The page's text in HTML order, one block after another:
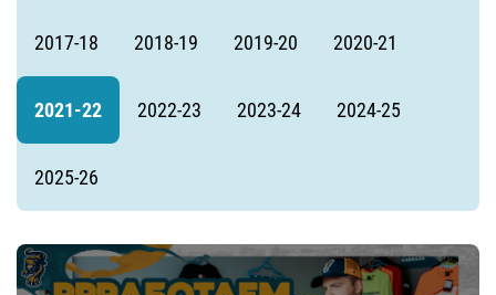
2017-18 2018-19 2019-20 2020-21
2021-22 2022-23 2023-24 2024-25
2025-26